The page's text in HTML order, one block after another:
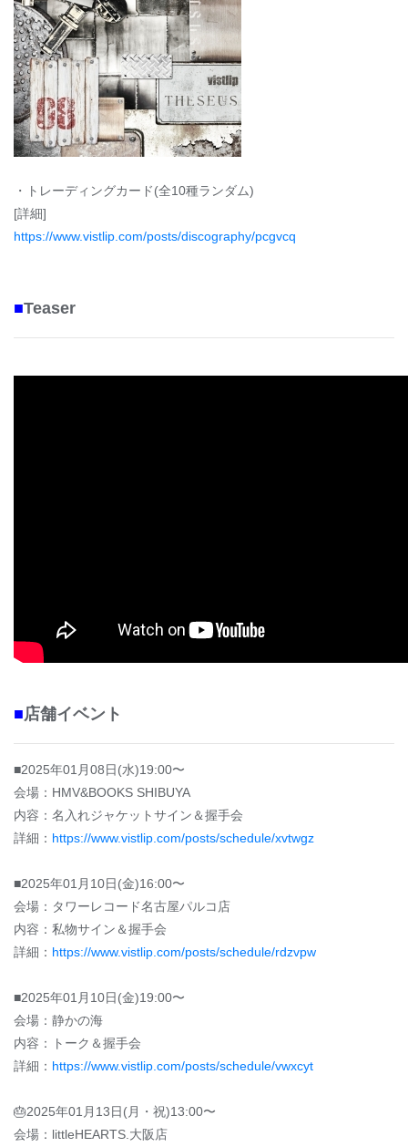
・トレーディングカード(全10種ランダム)
[詳細]
https://www.vistlip.com/posts/discography/pcgvcq
■Teaser
■店舗イベント
■2025年01月08日(水)19:00〜
会場：HMV&BOOKS SHIBUYA
内容：名入れジャケットサイン＆握手会
詳細： https://www.vistlip.com/posts/schedule/xvtwgz
■2025年01月10日(金)16:00〜
会場：タワーレコード名古屋パルコ店
内容：私物サイン＆握手会
詳細： https://www.vistlip.com/posts/schedule/rdzvpw
■2025年01月10日(金)19:00〜
会場：静かの海
内容：トーク＆握手会
詳細： https://www.vistlip.com/posts/schedule/vwxcyt
🎂2025年01月13日(月・祝)13:00〜
会場：littleHEARTS.大阪店